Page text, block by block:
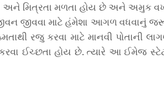
મિત્રતા મળતા હોય છે અને અમુક
જીવવા માટે હંમેશા આગળ વધવાનું
રજુ કરવા માટે માનવી પોતાની
ઈચ્છતા હોય છે. ત્યારે આ ઈમેજ